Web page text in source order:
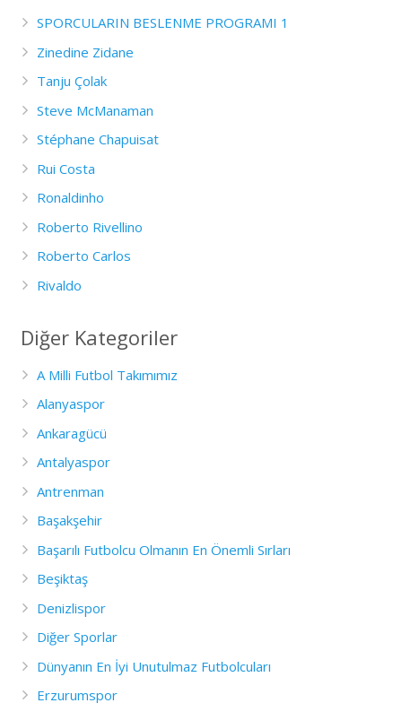
SPORCULARIN BESLENME PROGRAMI 1
Zinedine Zidane
Tanju Çolak
Steve McManaman
Stéphane Chapuisat
Rui Costa
Ronaldinho
Roberto Rivellino
Roberto Carlos
Rivaldo
Diğer Kategoriler
A Milli Futbol Takımımız
Alanyaspor
Ankaragücü
Antalyaspor
Antrenman
Başakşehir
Başarılı Futbolcu Olmanın En Önemli Sırları
Beşiktaş
Denizlispor
Diğer Sporlar
Dünyanın En İyi Unutulmaz Futbolcuları
Erzurumspor